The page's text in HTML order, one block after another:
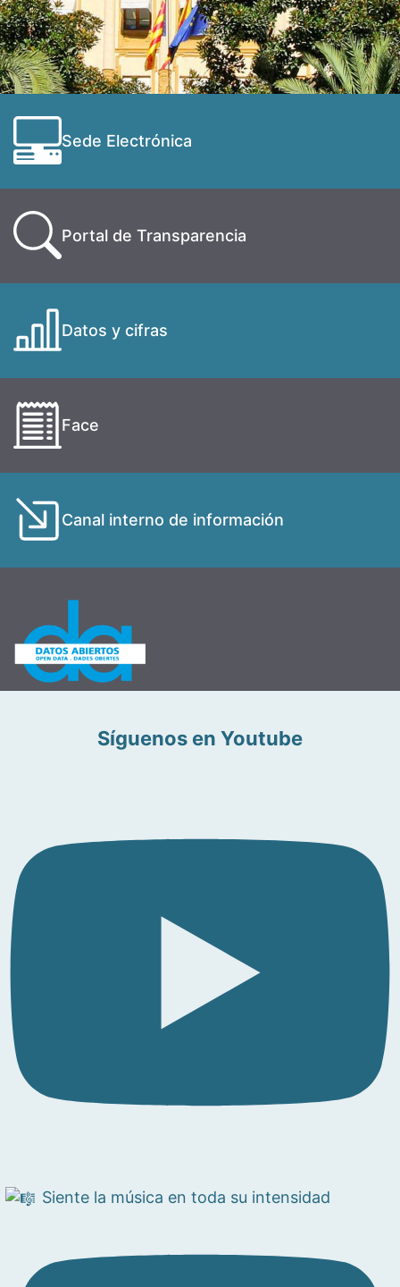
Sede Electrónica
Portal de Transparencia
Datos y cifras
Face
Canal interno de información
Síguenos en Youtube
Siente la música en toda su intensidad